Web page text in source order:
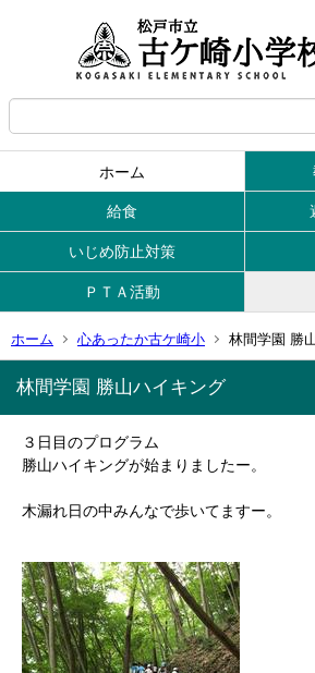
ホーム
給食
いじめ防止対策
ＰＴＡ活動
ホーム 心あったか古ケ崎小 林間学園 勝
林間学園 勝山ハイキング
３日目のプログラム
勝山ハイキングが始まりましたー。
木漏れ日の中みんなで歩いてますー。